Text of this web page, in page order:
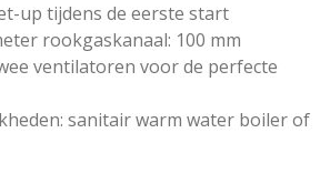
up tijdens de eerste start
rookgaskanaal: 100 mm
ventilatoren voor de perfecte
sanitair warm water boiler of